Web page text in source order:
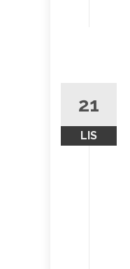
21
LIS